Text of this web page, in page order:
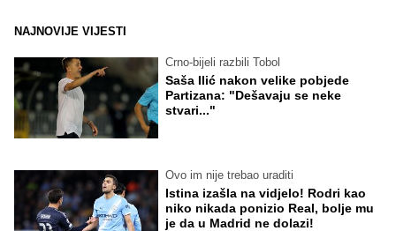
NAJNOVIJE VIJESTI
Crno-bijeli razbili Tobol
Saša Ilić nakon velike pobjede
Partizana: "Dešavaju se neke
stvari..."
Ovo im nije trebao uraditi
Istina izašla na vidjelo! Rodri kao
niko nikada ponizio Real, bolje mu
je da u Madrid ne dolazi!